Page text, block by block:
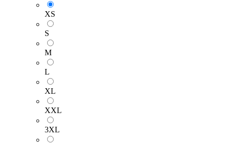
XS
S
M
L
XL
XXL
3XL